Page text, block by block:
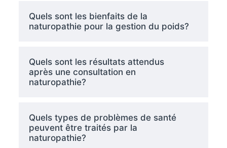
Quels sont les bienfaits de la
naturopathie pour la gestion du poids?
Quels sont les résultats attendus
après une consultation en
naturopathie?
Quels types de problèmes de santé
peuvent être traités par la
naturopathie?